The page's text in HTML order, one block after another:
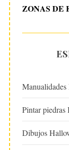
ZONAS DE
Pintar piedras
Dibujos